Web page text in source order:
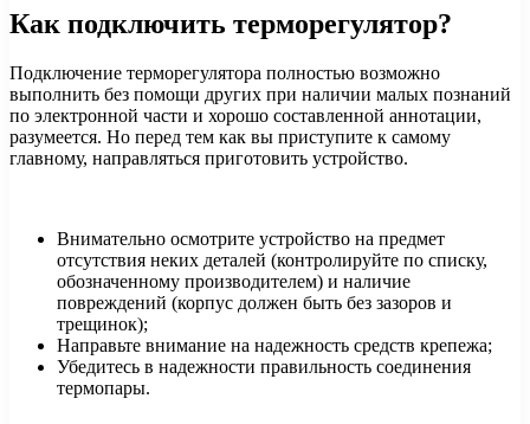
Как подключить терморегулятор?
Подключение терморегулятора полностью возможно
выполнить без помощи других при наличии малых познаний
по электронной части и хорошо составленной аннотации,
разумеется. Но перед тем как вы приступите к самому
главному, направляться приготовить устройство.
Внимательно осмотрите устройство на предмет
отсутствия неких деталей (контролируйте по списку,
обозначенному производителем) и наличие
повреждений (корпус должен быть без зазоров и
трещинок);
Направьте внимание на надежность средств крепежа;
Убедитесь в надежности правильность соединения
термопары.